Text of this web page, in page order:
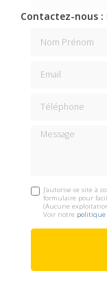
Contactez-nous :
Message
J'autorise ce site à
formulaire pour
(Aucune
Voir notre politique